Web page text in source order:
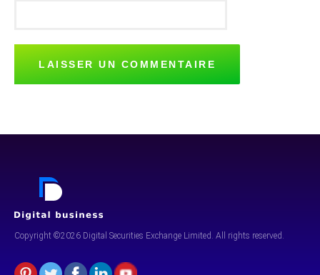
Copyright ©2026 Digital Securities Exchange Limited. All rights reserved.